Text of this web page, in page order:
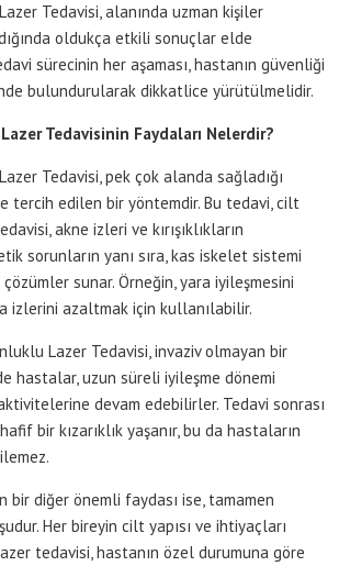
Tedavisi, alanında uzman kişiler
oldukça etkili sonuçlar elde
sürecinin her aşaması, hastanın güvenliği
bulundurularak dikkatlice yürütülmelidir.
Tedavisinin Faydaları Nelerdir?
Tedavisi, pek çok alanda sağladığı
tercih edilen bir yöntemdir. Bu tedavi, cilt
akne izleri ve kırışıklıkların
sorunların yanı sıra, kas iskelet sistemi
sunar. Örneğin, yara iyileşmesini
izlerini azaltmak için kullanılabilir.
Lazer Tedavisi, invaziv olmayan bir
hastalar, uzun süreli iyileşme dönemi
devam edebilirler. Tedavi sonrası
bir kızarıklık yaşanır, bu da hastaların
bir diğer önemli faydası ise, tamamen
Her bireyin cilt yapısı ve ihtiyaçları
tedavisi, hastanın özel durumuna göre